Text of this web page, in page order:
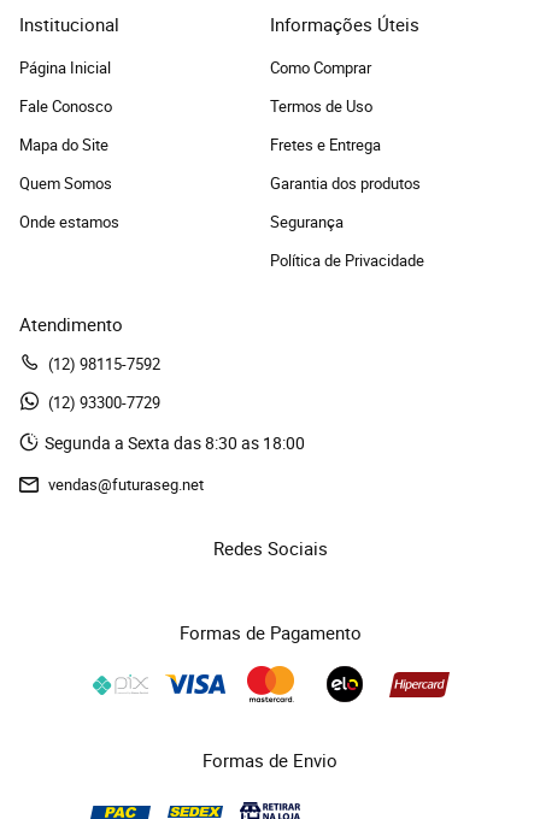
Institucional
Página Inicial
Fale Conosco
Mapa do Site
Quem Somos
Onde estamos
Informações Úteis
Como Comprar
Termos de Uso
Fretes e Entrega
Garantia dos produtos
Segurança
Política de Privacidade
Atendimento
(12) 98115-7592
(12) 93300-7729
Segunda a Sexta das 8:30 as 18:00
vendas@futuraseg.net
Redes Sociais
Formas de Pagamento
Formas de Envio